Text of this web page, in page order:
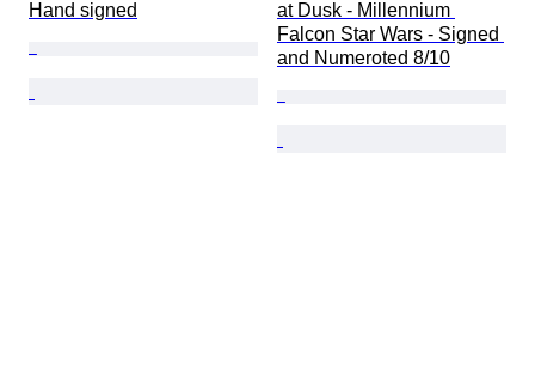
Hand signed
at Dusk - Millennium
Falcon Star Wars - Signed
and Numeroted 8/10